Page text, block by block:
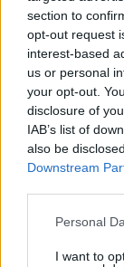
section to
opt-out request
interest-based
us or personal
your opt-out.
disclosure of
IAB’s list of
also be
Downstream
Please note
not limited to
Personal
I want to
•
υπαίθρου
των υδάτων
πλανήτη,
• Τρόποι
κλιματικής
κοινωνία
•
τόσο την